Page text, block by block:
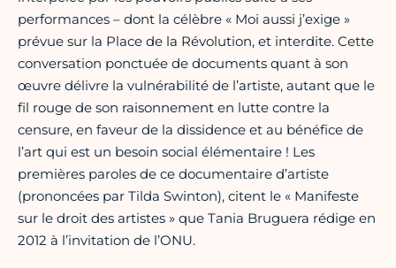
performances – dont la célèbre « Moi aussi j’exige »
prévue sur la Place de la Révolution, et interdite. Cette
conversation ponctuée de documents quant à son
œuvre délivre la vulnérabilité de l’artiste, autant que le
fil rouge de son raisonnement en lutte contre la
censure, en faveur de la dissidence et au bénéfice de
l’art qui est un besoin social élémentaire ! Les
premières paroles de ce documentaire d’artiste
(prononcées par Tilda Swinton), citent le « Manifeste
sur le droit des artistes » que Tania Bruguera rédige en
2012 à l’invitation de l’ONU.